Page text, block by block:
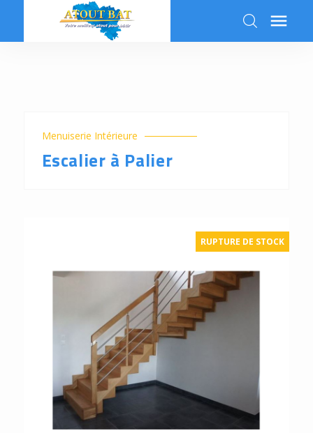
k 
RUPTURE DE STOCK
Menuiserie Intérieure
Escalier à Palier